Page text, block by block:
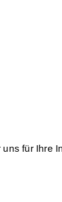
für Ihre